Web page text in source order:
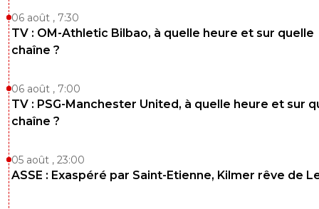
06 août , 7:30
TV : OM-Athletic Bilbao, à quelle heure et sur quelle
chaîne ?
06 août , 7:00
TV : PSG-Manchester United, à quelle heure et sur
chaîne ?
05 août , 23:00
ASSE : Exaspéré par Saint-Etienne, Kilmer rêve de